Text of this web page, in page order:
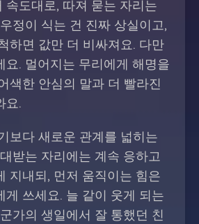
속도대로, 따져 묻는 자리는
정이 식는 건 진짜 상실이고,
하면 값만 더 비싸져요. 다만
요. 멀어지는 무리에게 해명을
색한 안심의 말과 더 빨라진
요.
보다 새로운 관계를 넓히는
받는 자리에는 계속 응하고
지내되, 먼저 움직이는 힘은
게 쓰세요. 늘 같이 웃게 되는
가의 생일에서 잘 통했던 친